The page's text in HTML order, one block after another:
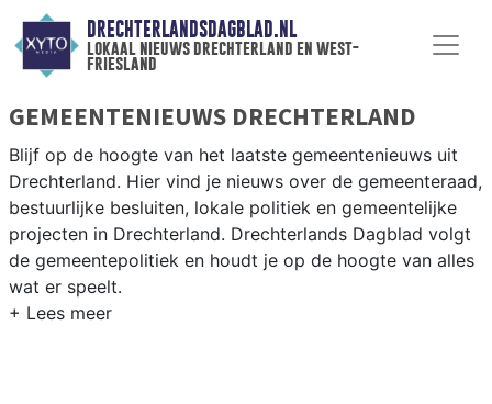
DRECHTERLANDSDAGBLAD.NL
lokaal nieuws drechterland en west-
friesland
GEMEENTENIEUWS DRECHTERLAND
Blijf op de hoogte van het laatste gemeentenieuws uit
Drechterland. Hier vind je nieuws over de gemeenteraad,
bestuurlijke besluiten, lokale politiek en gemeentelijke
projecten in Drechterland. Drechterlands Dagblad volgt
de gemeentepolitiek en houdt je op de hoogte van alles
wat er speelt.